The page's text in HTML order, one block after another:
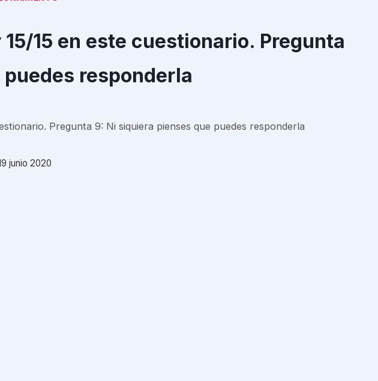
15 en este cuestionario. Pregunta
responderla
Pregunta 9: Ni siquiera pienses que puedes responderla
junio 2020